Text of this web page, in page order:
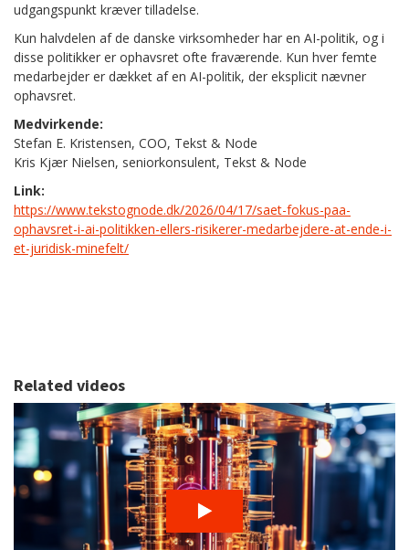
udgangspunkt kræver tilladelse.
Kun halvdelen af de danske virksomheder har en AI-politik, og i
disse politikker er ophavsret ofte fraværende. Kun hver femte
medarbejder er dækket af en AI-politik, der eksplicit nævner
ophavsret.
Medvirkende:
Stefan E. Kristensen, COO, Tekst & Node
Kris Kjær Nielsen, seniorkonsulent, Tekst & Node
Link:
https://www.tekstognode.dk/2026/04/17/saet-fokus-paa-
ophavsret-i-ai-politikken-ellers-risikerer-medarbejdere-at-ende-i-
et-juridisk-minefelt/
Related videos